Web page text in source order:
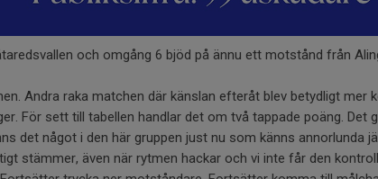
och omgång 6 bjöd på ännu ett motstånd från
Andra raka matchen där känslan efteråt blev betydligt mer
För sett till tabellen handlar det om två tappade poäng. Det
det något i den här gruppen just nu som känns annorlunda
stämmer, även när rytmen hackar och vi inte får den